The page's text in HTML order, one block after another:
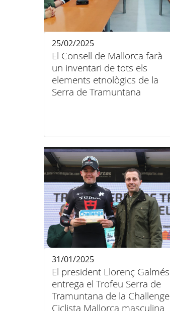
El Consell de Mallorca farà
un inventari de tots els
elements etnològics de la
Serra de Tramuntana
25/02/2025
El president Llorenç Galmés
entrega el Trofeu Serra de
Tramuntana de la Challenge
Ciclista Mallorca masculina
31/01/2025